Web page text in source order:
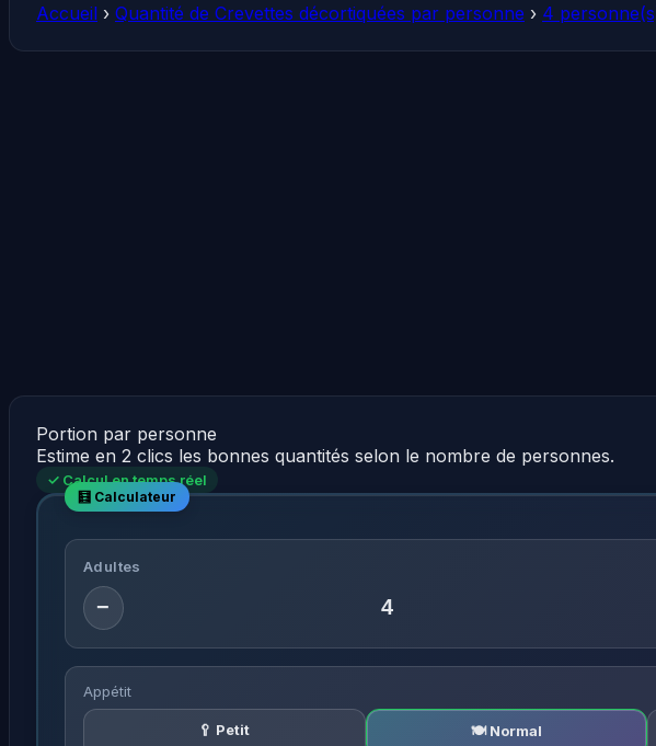
Accueil › Quantité de Crevettes décortiquées par personne › 4
Portion par personne
Estime en 2 clics les bonnes quantités selon le nombre de personnes.
✓ Calcul en temps réel
Adultes
−
Appétit
🥄 Petit 🍽️ Normal